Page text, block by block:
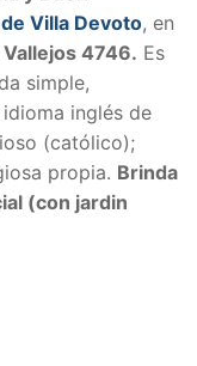
Villa Devoto, en
4746. Es
simple,
inglés de
(católico);
propia. Brinda
(con jardin